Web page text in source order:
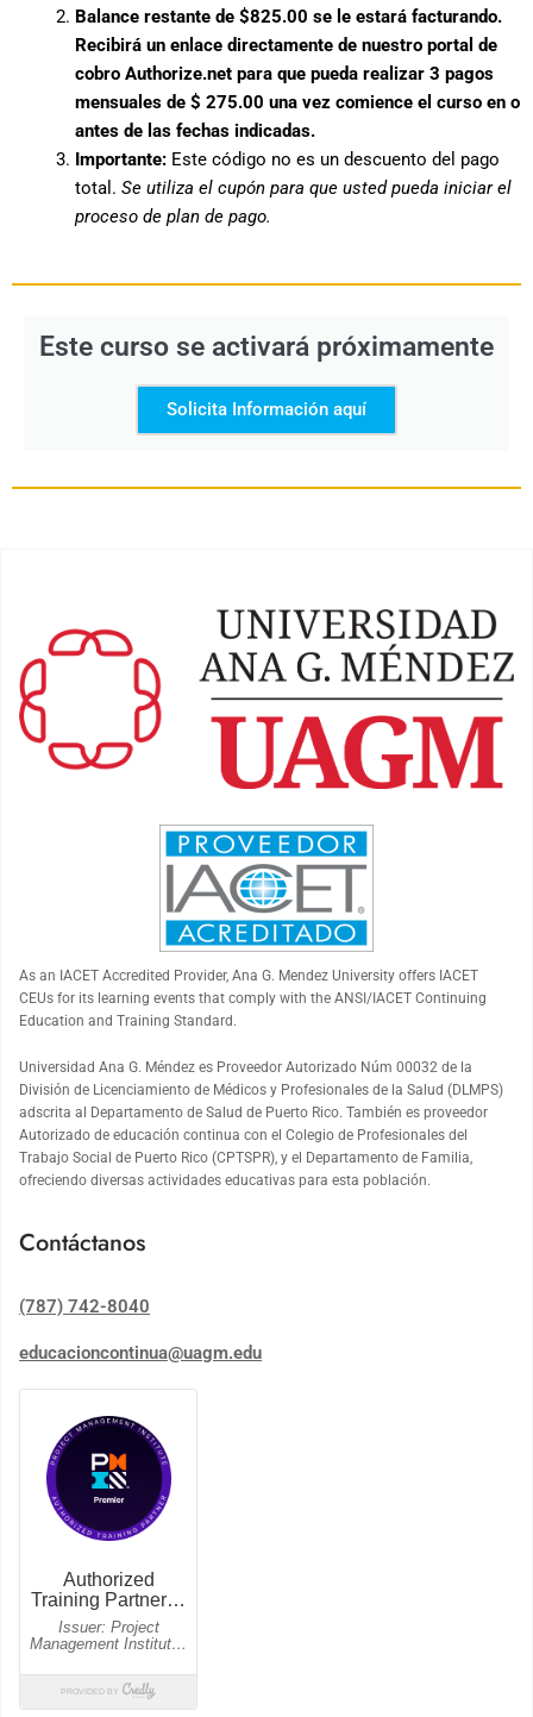
Balance restante de $825.00 se le estará facturando.
Recibirá un enlace directamente de nuestro portal de
cobro Authorize.net para que pueda realizar 3 pagos
mensuales de $ 275.00 una vez comience el curso en o
antes de las fechas indicadas.
Importante: Este código no es un descuento del pago
total.Se utiliza el cupón para que usted pueda iniciar el
proceso de plan de pago.
Este curso se activará próximamente
Solicita Información aquí
As an IACET Accredited Provider, Ana G. Mendez University offers IACET
CEUs for its learning events that comply with the ANSI/ IACET Continuing
Education and Training Standard.
Universidad Ana G. Méndez es Proveedor Autorizado Núm 00032 de la
División de Licenciamiento de Médicos y Profesionales de la Salud (DLMPS)
adscrita al Departamento de Salud de Puerto Rico. También es proveedor
Autorizado de educación continua con el Colegio de Profesionales del
Trabajo Social de Puerto Rico (CPTSPR), y el Departamento de Familia,
ofreciendo diversas actividades educativas para esta población.
Contáctanos
(787) 742-8040
educacioncontinua@uagm.edu